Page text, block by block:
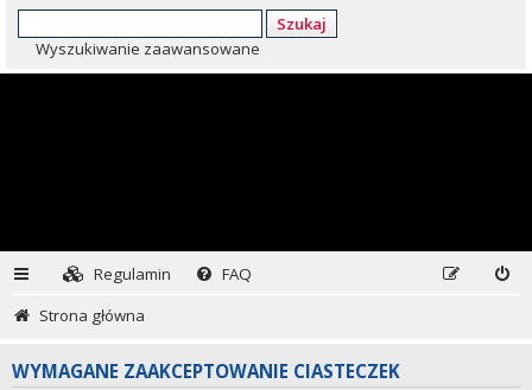
Szukaj
Wyszukiwanie zaawansowane
Regulamin
FAQ
Strona główna
WYMAGANE ZAAKCEPTOWANIE CIASTECZEK